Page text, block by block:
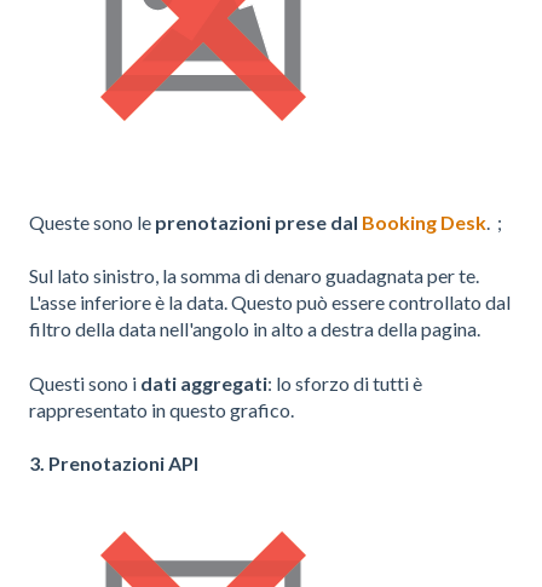
Queste sono le prenotazioni prese dal Booking Desk . ;
Sul lato sinistro, la somma di denaro guadagnata per te.
L'asse inferiore è la data. Questo può essere controllato dal
filtro della data nell'angolo in alto a destra della pagina.
Questi sono i dati aggregati: lo sforzo di tutti è
rappresentato in questo grafico.
3. Prenotazioni API